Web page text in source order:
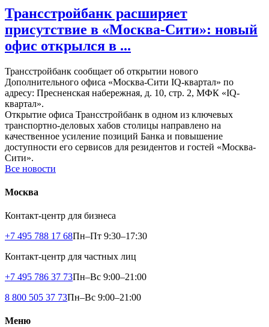
Трансстройбанк расширяет
присутствие в «Москва-Сити»: новый
офис открылся в ...
Трансстройбанк сообщает об открытии нового
Дополнительного офиса «Москва-Сити IQ-квартал» по
адресу: Пресненская набережная, д. 10, стр. 2, МФК «IQ-
квартал».
Открытие офиса Трансстройбанк в одном из ключевых
транспортно-деловых хабов столицы направлено на
качественное усиление позиций Банка и повышение
доступности его сервисов для резидентов и гостей «Москва-
Сити».
Все новости
Москва
Контакт-центр для бизнеса
+7 495 788 17 68Пн–Пт 9:30–17:30
Контакт-центр для частных лиц
+7 495 786 37 73Пн–Вс 9:00–21:00
8 800 505 37 73Пн–Вс 9:00–21:00
Меню